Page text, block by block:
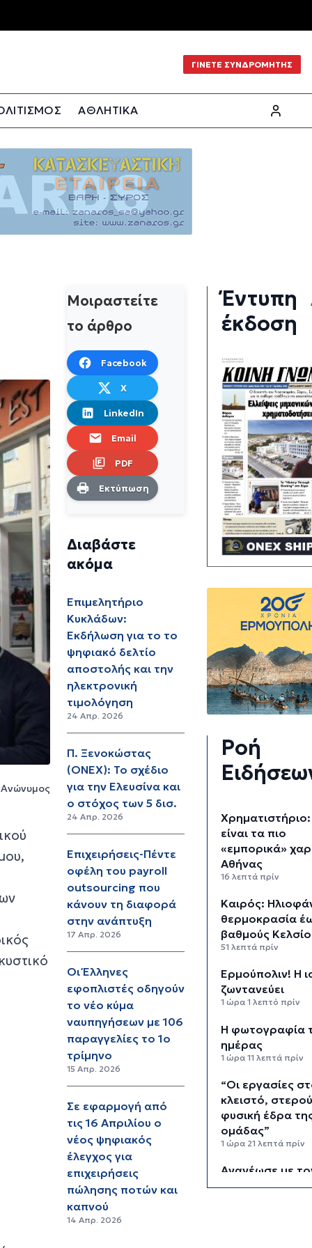
ΓΙΝΕΤΕ ΣΥΝΔΡΟΜΗΤΗΣ
ΑΘΛΗΤΙΚΑ
Ανώνυμος
Μοιραστείτε
το άρθρο
Facebook
X
LinkedIn
Email
PDF
Εκτύπωση
Διαβάστε
ακόμα
Επιμελητήριο
Κυκλάδων:
Εκδήλωση για το το
ψηφιακό δελτίο
αποστολής και την
ηλεκτρονική
τιμολόγηση
24 Απρ. 2026
Π. Ξενοκώστας
(ONEX): Το σχέδιο
για την Ελευσίνα και
ο στόχος των 5 δισ.
24 Απρ. 2026
Επιχειρήσεις-Πέντε
οφέλη του payroll
outsourcing που
κάνουν τη διαφορά
στην ανάπτυξη
17 Απρ. 2026
Οι Έλληνες
εφοπλιστές οδηγούν
το νέο κύμα
ναυπηγήσεων με 106
παραγγελίες το 1ο
τρίμηνο
15 Απρ. 2026
Σε εφαρμογή από
τις 16 Απριλίου ο
νέος ψηφιακός
έλεγχος για
επιχειρήσεις
πώλησης ποτών και
καπνού
14 Απρ. 2026
Έντυπη
έκδοση
Ροή
είναι τα πιο
«εμπορικά»
Αθήνας
16 λεπτά πρίν
Καιρός:
θερμοκρασία
βαθμούς
51 λεπτά πρίν
Ερμούπολιν! Η
ζωντανεύει
1 ώρα 1 λεπτό πρίν
Η φωτογραφία
ημέρας
1 ώρα 11 λεπτά πρίν
“Οι εργασίες
κλειστό,
φυσική έδρα
ομάδας”
1 ώρα 21 λεπτά πρίν
Ανανέωσε με
Σύρου η